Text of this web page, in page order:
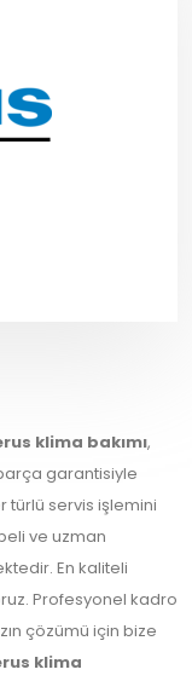
klima bakımı,
garantisiyle
türlü servis işlemini
ve uzman
En kaliteli
Profesyonel kadro
çözümü için bize
klima